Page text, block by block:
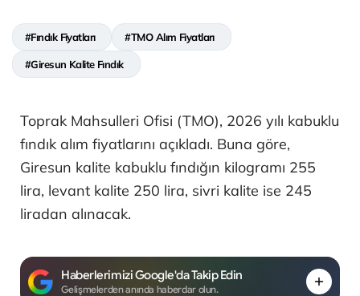
#Fındık Fiyatları #TMO Alım Fiyatları
#Giresun Kalite Fındık
Toprak Mahsulleri Ofisi (TMO), 2026 yılı kabuklu
fındık alım fiyatlarını açıkladı. Buna göre,
Giresun kalite kabuklu fındığın kilogramı 255
lira, levant kalite 250 lira, sivri kalite ise 245
liradan alınacak.
Haberlerimizi Google'da Takip Edin
Gelişmelerden anında haberdar olun.